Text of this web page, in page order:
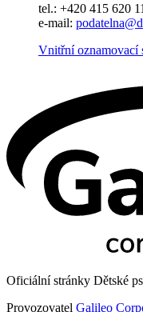
tel.: +420 415 620
e-mail:
Vnitřní oznamovací
Oficiální stránky Dětské
Provozovatel Galileo